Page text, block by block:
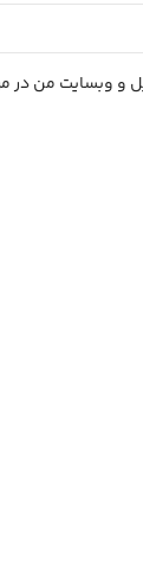
و وبسایت من در